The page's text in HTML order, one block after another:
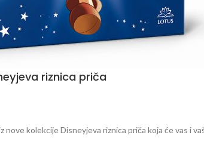
riznica priča
nove kolekcije Disneyjeva riznica priča koja će vas i